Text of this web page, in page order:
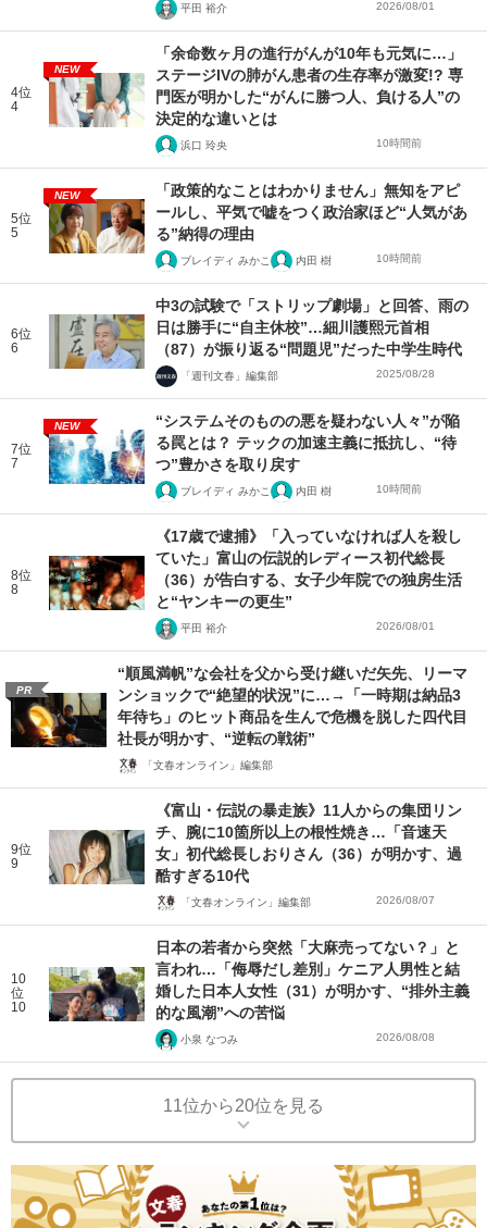
平田 裕介 2026/08/01
4位
4
NEW
「余命数ヶ月の進行がんが10年も元気に…」
ステージIVの肺がん患者の生存率が激変!? 専
門医が明かした“がんに勝つ人、負ける人”の
決定的な違いとは
浜口 玲央 10時間前
5位
5
NEW
「政策的なことはわかりません」無知をアピ
ールし、平気で嘘をつく政治家ほど“人気があ
る”納得の理由
ブレイディ みかこ 内田 樹 10時間前
6位
6
中3の試験で「ストリップ劇場」と回答、雨の
日は勝手に“自主休校”…細川護熙元首相
（87）が振り返る“問題児”だった中学生時代
「週刊文春」編集部 2025/08/28
7位
7
NEW
“システムそのものの悪を疑わない人々”が陥
る罠とは？ テックの加速主義に抵抗し、“待
つ”豊かさを取り戻す
ブレイディ みかこ 内田 樹 10時間前
8位
8
《17歳で逮捕》「入っていなければ人を殺し
ていた」富山の伝説的レディース初代総長
（36）が告白する、女子少年院での独房生活
と“ヤンキーの更生”
平田 裕介 2026/08/01
PR
“順風満帆”な会社を父から受け継いだ矢先、リーマ
ンショックで“絶望的状況”に…→「一時期は納品3
年待ち」のヒット商品を生んで危機を脱した四代目
社長が明かす、“逆転の戦術”
「文春オンライン」編集部
9位
9
《富山・伝説の暴走族》11人からの集団リン
チ、腕に10箇所以上の根性焼き…「音速天
女」初代総長しおりさん（36）が明かす、過
酷すぎる10代
「文春オンライン」編集部 2026/08/07
10
位
10
日本の若者から突然「大麻売ってない？」と
言われ…「侮辱だし差別」ケニア人男性と結
婚した日本人女性（31）が明かす、“排外主義
的な風潮”への苦悩
小泉 なつみ 2026/08/08
11位から20位を見る